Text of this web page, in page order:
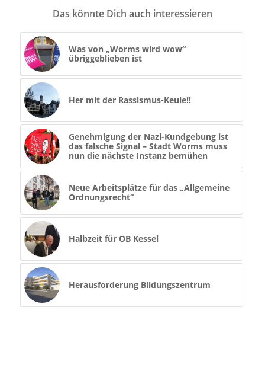
Das könnte Dich auch interessieren
Was von „Worms wird wow“
übriggeblieben ist
Her mit der Rassismus-Keule!!
Genehmigung der Nazi-Kundgebung ist
das falsche Signal – Stadt Worms muss
nun die nächste Instanz bemühen
Neue Arbeitsplätze für das „Allgemeine
Ordnungsrecht“
Halbzeit für OB Kessel
Herausforderung Bildungszentrum